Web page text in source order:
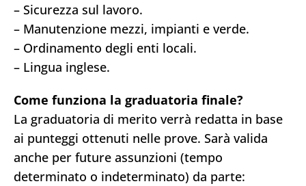
– Sicurezza sul lavoro.
– Manutenzione mezzi, impianti e verde.
– Ordinamento degli enti locali.
– Lingua inglese.
Come funziona la graduatoria finale?
La graduatoria di merito verrà redatta in base
ai punteggi ottenuti nelle prove. Sarà valida
anche per future assunzioni (tempo
determinato o indeterminato) da parte: